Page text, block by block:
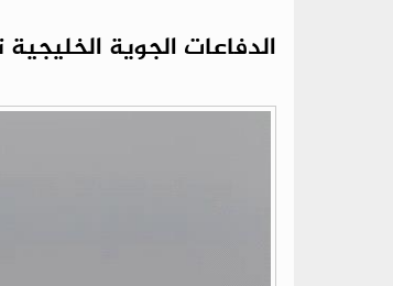
الدفاعات الجوية